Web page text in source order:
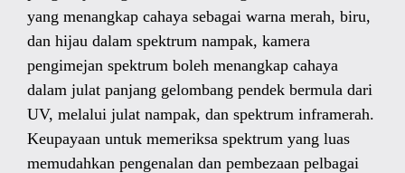
yang menangkap cahaya sebagai warna merah, biru,
dan hijau dalam spektrum nampak, kamera
pengimejan spektrum boleh menangkap cahaya
dalam julat panjang gelombang pendek bermula dari
UV, melalui julat nampak, dan spektrum inframerah.
Keupayaan untuk memeriksa spektrum yang luas
memudahkan pengenalan dan pembezaan pelbagai